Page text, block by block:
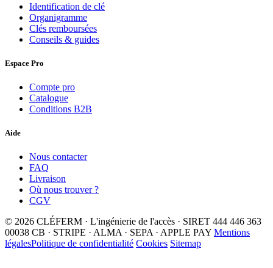
Identification de clé
Organigramme
Clés remboursées
Conseils & guides
Espace Pro
Compte pro
Catalogue
Conditions B2B
Aide
Nous contacter
FAQ
Livraison
Où nous trouver ?
CGV
© 2026 CLÉFERM · L'ingénierie de l'accès · SIRET 444 446 363
00038 CB · STRIPE · ALMA · SEPA · APPLE PAY Mentions
légalesPolitique de confidentialité Cookies Sitemap